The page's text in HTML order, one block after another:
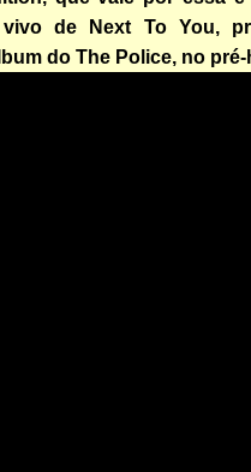
de Next To You,
do The Police, no